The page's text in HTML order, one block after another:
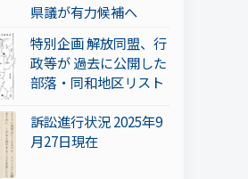
県議が有力候補へ
特別企画 解放同盟、行
政等が 過去に公開した
部落・同和地区リスト
訴訟進行状況 2025年9
月27日現在